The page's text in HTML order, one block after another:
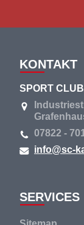
KONTAKT
SPORT
07822 -
info@sc-
SERVICES
Navigation